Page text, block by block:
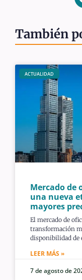
También
ACTUALIDAD
Mercado de
una nueva
mayores
El mercado de
transformación
disponibilidad de
LEER MÁS »
7 de agosto de